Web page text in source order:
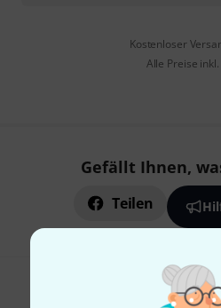
Kostenloser
Alle Preise
Gefällt Ihnen,
Teilen